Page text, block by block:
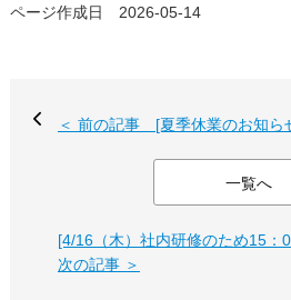
ページ作成日 2026-05-14
＜ 前の記事 [夏季休業のお知ら
一覧へ
[4/16（木）社内研修のため15
次の記事 ＞